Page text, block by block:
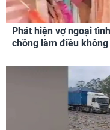
Phát hiện vợ ngoại
chồng làm điều